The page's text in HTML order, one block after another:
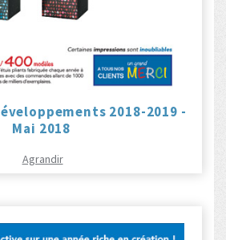
2018-2019 -
Mai 2018
Agrandir